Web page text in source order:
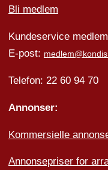
Bli medlem
Kundeservice
E-post:
Telefon: 22 60 94 70
Annonser:
Kommersielle
Annonsepriser for